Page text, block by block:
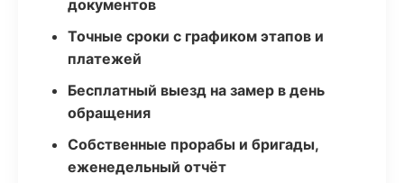
документов
Точные сроки с графиком этапов и
платежей
Бесплатный выезд на замер в день
обращения
Собственные прорабы и бригады,
еженедельный отчёт